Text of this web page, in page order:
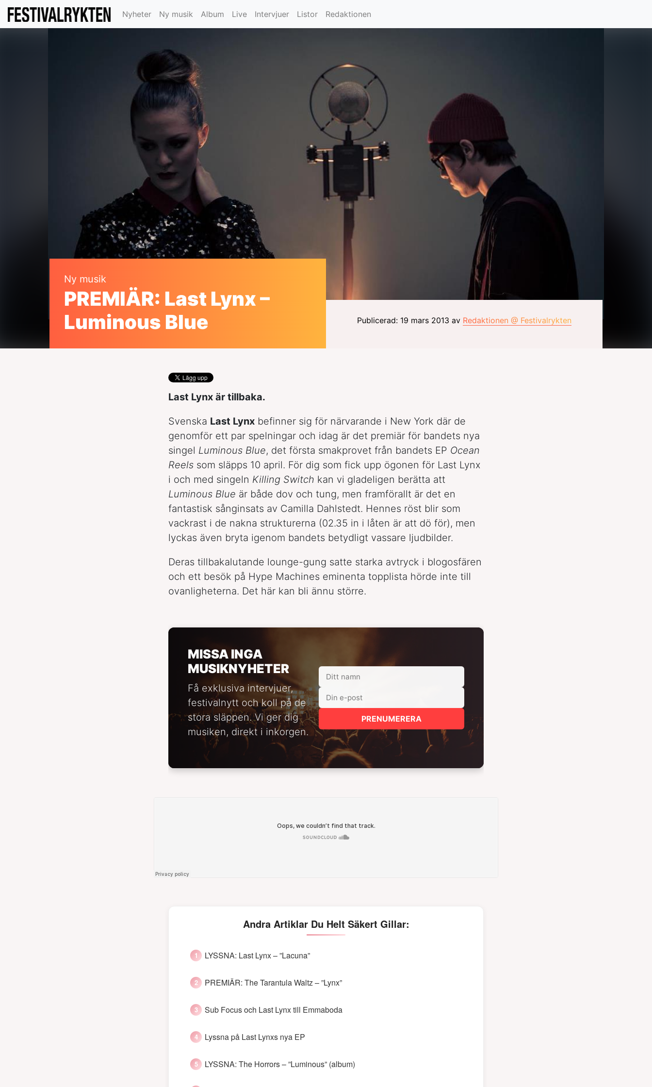
Nyheter Ny musik Album Live Intervjuer Listor Redaktionen
Ny musik
PREMIÄR: Last Lynx –
Luminous Blue
Publicerad: 19 mars 2013 av Redaktionen @ Festivalrykten
Last Lynx är tillbaka.
Svenska Last Lynx befinner sig för närvarande i New York där de
genomför ett par spelningar och idag är det premiär för bandets nya
singel Luminous Blue, det första smakprovet från bandets EP Ocean
Reels som släpps 10 april. För dig som fick upp ögonen för Last Lynx
i och med singeln Killing Switch kan vi gladeligen berätta att
Luminous Blue är både dov och tung, men framförallt är det en
fantastisk sånginsats av Camilla Dahlstedt. Hennes röst blir som
vackrast i de nakna strukturerna (02.35 in i låten är att dö för), men
lyckas även bryta igenom bandets betydligt vassare ljudbilder.
Deras tillbakalutande lounge-gung satte starka avtryck i blogosfären
och ett besök på Hype Machines eminenta topplista hörde inte till
ovanligheterna. Det här kan bli ännu större.
MISSA INGA
MUSIKNYHETER
Få exklusiva intervjuer,
festivalnytt och koll på de
stora släppen. Vi ger dig
musiken, direkt i inkorgen.
PRENUMERERA
Andra Artiklar Du Helt Säkert Gillar:
LYSSNA: Last Lynx – ”Lacuna”
PREMIÄR: The Tarantula Waltz – ”Lynx”
Sub Focus och Last Lynx till Emmaboda
Lyssna på Last Lynxs nya EP
LYSSNA: The Horrors – ”Luminous” (album)